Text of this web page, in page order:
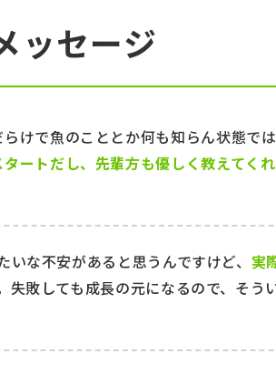
ッセージ
けで魚のこととか何も知らん状態で
ートだし、先輩方も優しく教えてく
な不安があると思うんですけど、 実
失敗しても成長の元になるので、そう